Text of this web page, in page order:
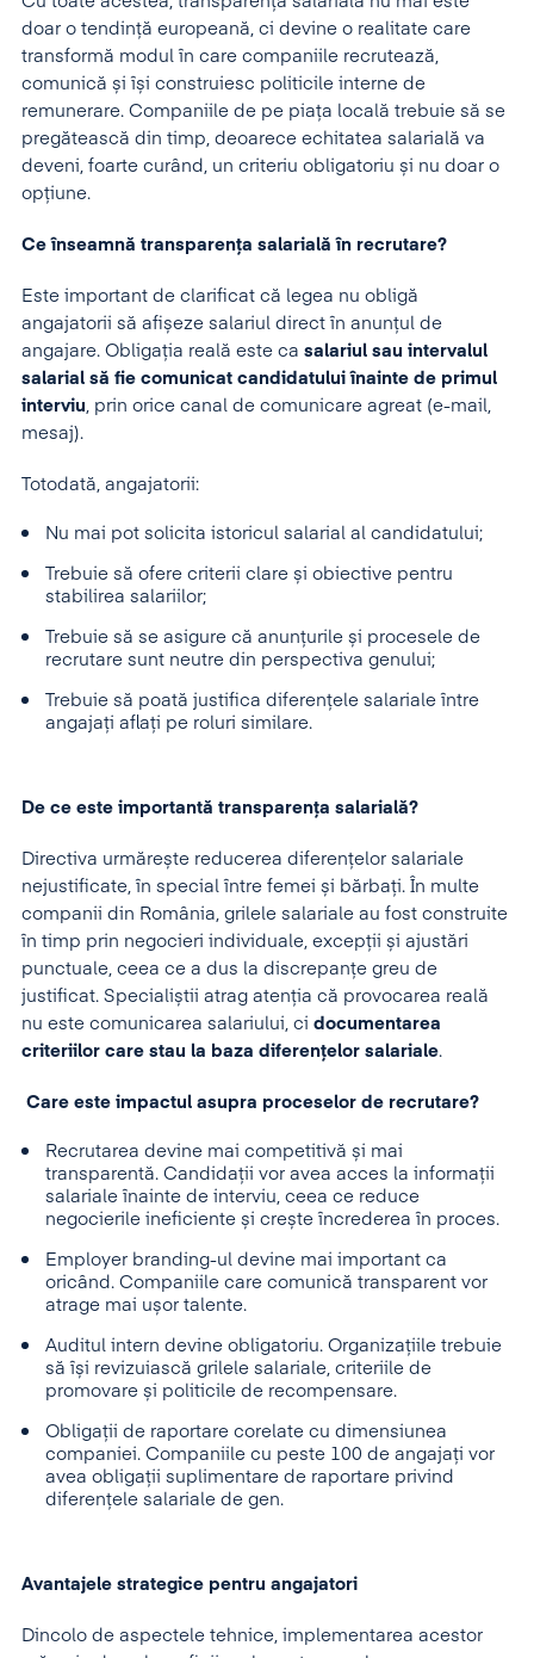
doar o tendință europeană, ci devine o realitate care
transformă modul în care companiile recrutează,
comunică și își construiesc politicile interne de
remunerare. Companiile de pe piața locală trebuie să se
pregătească din timp, deoarece echitatea salarială va
deveni, foarte curând, un criteriu obligatoriu și nu doar o
opțiune.
Ce înseamnă transparența salarială în recrutare?
Este important de clarificat că legea nu obligă
angajatorii să afișeze salariul direct în anunțul de
angajare. Obligația reală este ca salariul sau intervalul
salarial să fie comunicat candidatului înainte de primul
interviu , prin orice canal de comunicare agreat (e-mail,
mesaj).
Totodată, angajatorii:
Nu mai pot solicita istoricul salarial al candidatului;
Trebuie să ofere criterii clare și obiective pentru
stabilirea salariilor;
Trebuie să se asigure că anunțurile și procesele de
recrutare sunt neutre din perspectiva genului;
Trebuie să poată justifica diferențele salariale între
angajați aflați pe roluri similare.
De ce este importantă transparența salarială?
Directiva urmărește reducerea diferențelor salariale
nejustificate, în special între femei și bărbați. În multe
companii din România, grilele salariale au fost construite
în timp prin negocieri individuale, excepții și ajustări
punctuale, ceea ce a dus la discrepanțe greu de
justificat. Specialiștii atrag atenția că provocarea reală
nu este comunicarea salariului, ci documentarea
criteriilor care stau la baza diferențelor salariale.
Care este impactul asupra proceselor de recrutare?
Recrutarea devine mai competitivă și mai
transparentă. Candidații vor avea acces la informații
salariale înainte de interviu, ceea ce reduce
negocierile ineficiente și crește încrederea în proces.
Employer branding-ul devine mai important ca
oricând. Companiile care comunică transparent vor
atrage mai ușor talente.
Auditul intern devine obligatoriu. Organizațiile trebuie
să își revizuiască grilele salariale, criteriile de
promovare și politicile de recompensare.
Obligații de raportare corelate cu dimensiunea
companiei. Companiile cu peste 100 de angajați vor
avea obligații suplimentare de raportare privind
diferențele salariale de gen.
Avantajele strategice pentru angajatori
Dincolo de aspectele tehnice, implementarea acestor